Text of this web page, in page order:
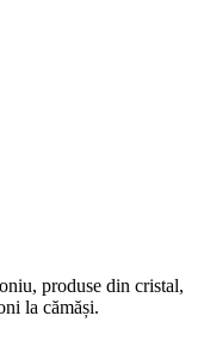
produse din cristal,
la cămăși.